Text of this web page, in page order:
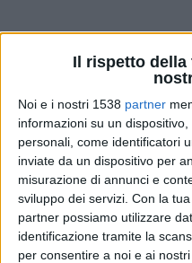
Il rispetto della
Noi e i nostri 1538 partner
informazioni su un
personali, come identificatori
inviate da un dispositivo per
misurazione di annunci e
sviluppo dei servizi. Con la
partner possiamo utilizzare
identificazione tramite la
per consentire a noi e ai
Articolo